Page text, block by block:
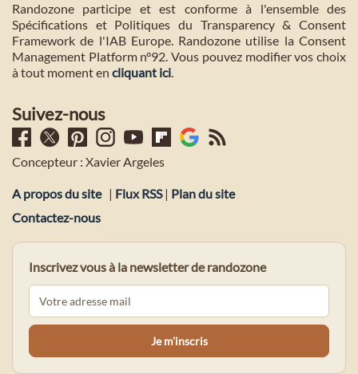
Randozone participe et est conforme à l'ensemble des
Spécifications et Politiques du Transparency & Consent
Framework de l'IAB Europe. Randozone utilise la Consent
Management Platform n°92. Vous pouvez modifier vos choix
à tout moment en cliquant ici.
Suivez-nous
Concepteur : Xavier Argeles
A propos du site | Flux RSS| Plan du site
Contactez-nous
Inscrivez vous à la newsletter de randozone